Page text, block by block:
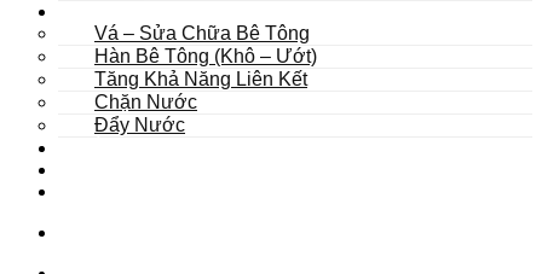
Vá – Sửa Chữa Bê Tông
Hàn Bê Tông (Khô – Ướt)
Tăng Khả Năng Liên Kết
Chặn Nước
Đẩy Nước